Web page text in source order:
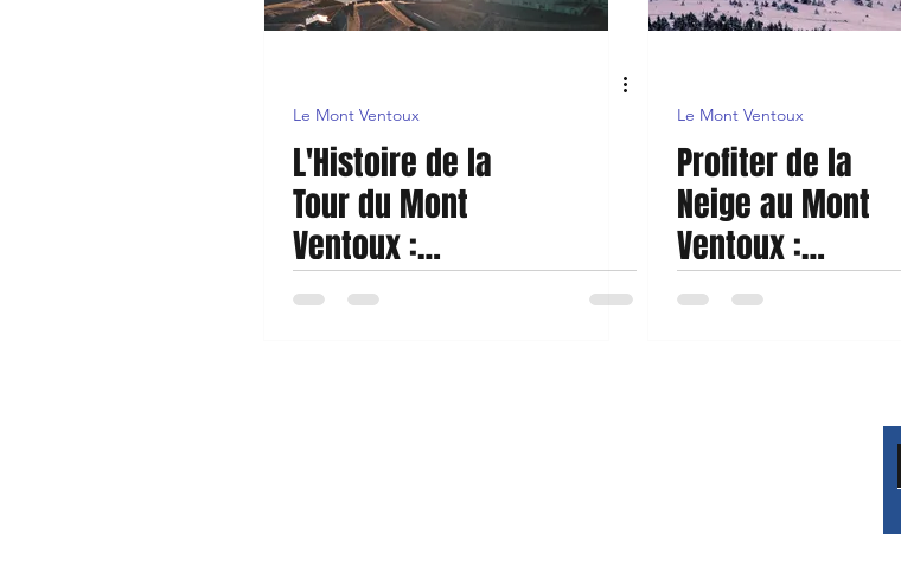
Le Mont Ventoux
L'Histoire de la
Tour du Mont
Ventoux :
Emblème du
Le Mont Ventoux
Profiter de la
Neige au Mont
Ventoux :
Activités